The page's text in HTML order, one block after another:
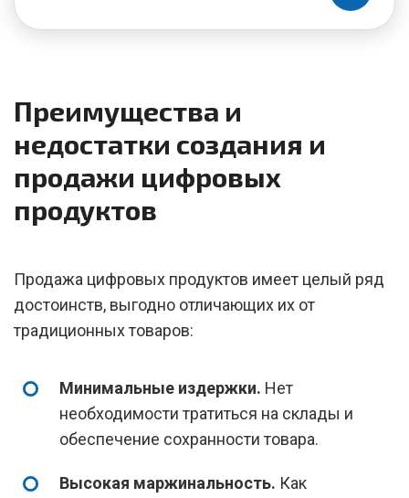
Преимущества и
недостатки создания и
продажи цифровых
продуктов
Продажа цифровых продуктов имеет целый ряд
достоинств, выгодно отличающих их от
традиционных товаров:
Минимальные издержки. Нет
необходимости тратиться на склады и
обеспечение сохранности товара.
Высокая маржинальность. Как